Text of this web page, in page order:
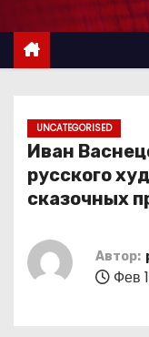
с
UNCATEGORISED
Иван
русского
сказочных
Автор:
Фев